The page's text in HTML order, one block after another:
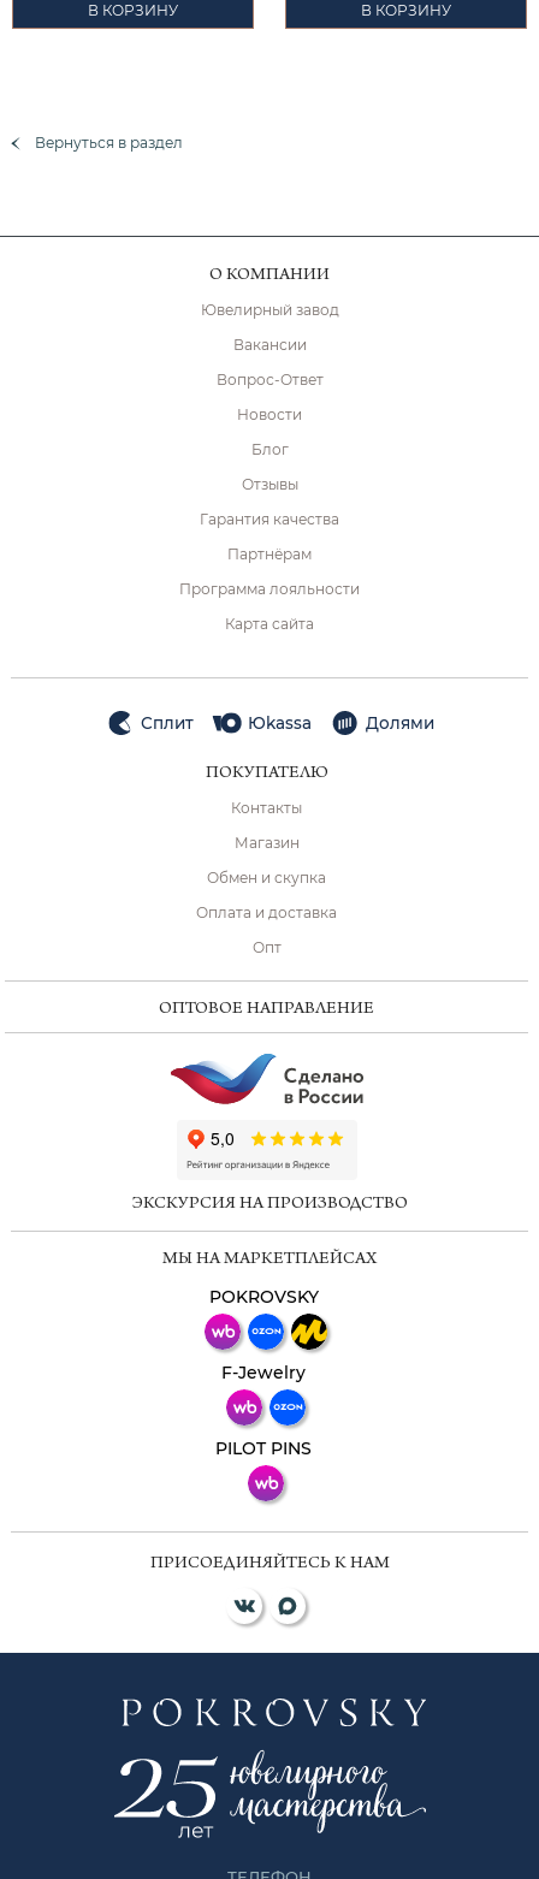
В КОРЗИНУ В КОРЗИНУ
Вернуться в раздел
О КОМПАНИИ
Ювелирный завод
Вакансии
Вопрос-Ответ
Новости
Блог
Отзывы
Гарантия качества
Партнёрам
Программа лояльности
Карта сайта
Сплит Юkassa Долями
ПОКУПАТЕЛЮ
Контакты
Магазин
Обмен и скупка
Оплата и доставка
Опт
ОПТОВОЕ НАПРАВЛЕНИЕ
ЭКСКУРСИЯ НА ПРОИЗВОДСТВО
МЫ НА МАРКЕТПЛЕЙСАХ
POKROVSKY
F-Jewelry
PILOT PINS
ПРИСОЕДИНЯЙТЕСЬ К НАМ